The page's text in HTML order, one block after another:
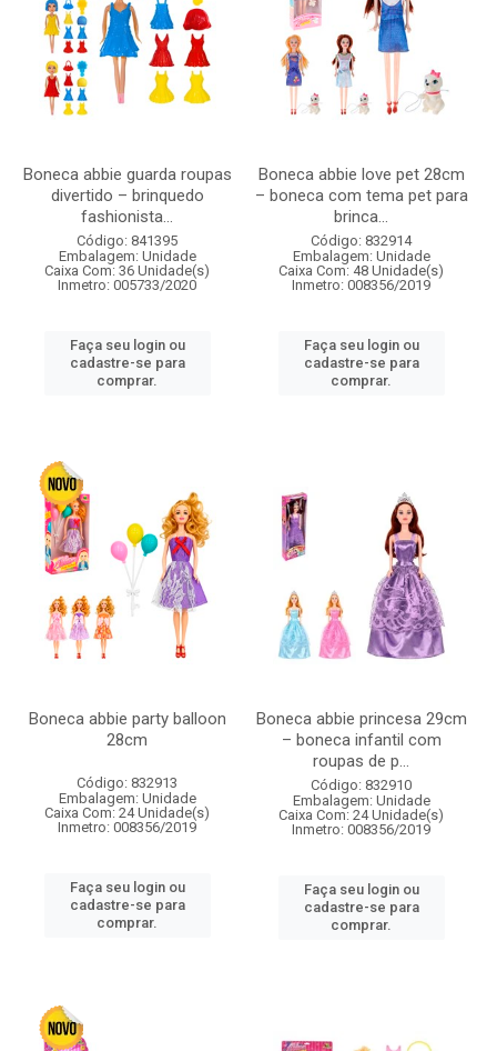
Boneca abbie guarda roupas
divertido – brinquedo
fashionista...
Código: 841395
Embalagem: Unidade
Caixa Com: 36 Unidade(s)
Inmetro: 005733/2020
Faça seu login ou
cadastre-se para
comprar.
Boneca abbie love pet 28cm
– boneca com tema pet para
brinca...
Código: 832914
Embalagem: Unidade
Caixa Com: 48 Unidade(s)
Inmetro: 008356/2019
Faça seu login ou
cadastre-se para
comprar.
Boneca abbie party balloon
28cm
Código: 832913
Embalagem: Unidade
Caixa Com: 24 Unidade(s)
Inmetro: 008356/2019
Faça seu login ou
cadastre-se para
comprar.
Boneca abbie princesa 29cm
– boneca infantil com
roupas de p...
Código: 832910
Embalagem: Unidade
Caixa Com: 24 Unidade(s)
Inmetro: 008356/2019
Faça seu login ou
cadastre-se para
comprar.